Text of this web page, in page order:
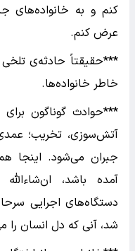
کنم و به خانواده‌های
عرض کنم.
***حقیقتاً حادثه‌ی
خاطر خانواده‌ها.
***حوادث گوناگون
آتش‌سوزی، تخریب؛
جبران می‌شود. اینجا
آمده باشد،
دستگاه‌های اجرایی
شد، آنی که دل انسان را